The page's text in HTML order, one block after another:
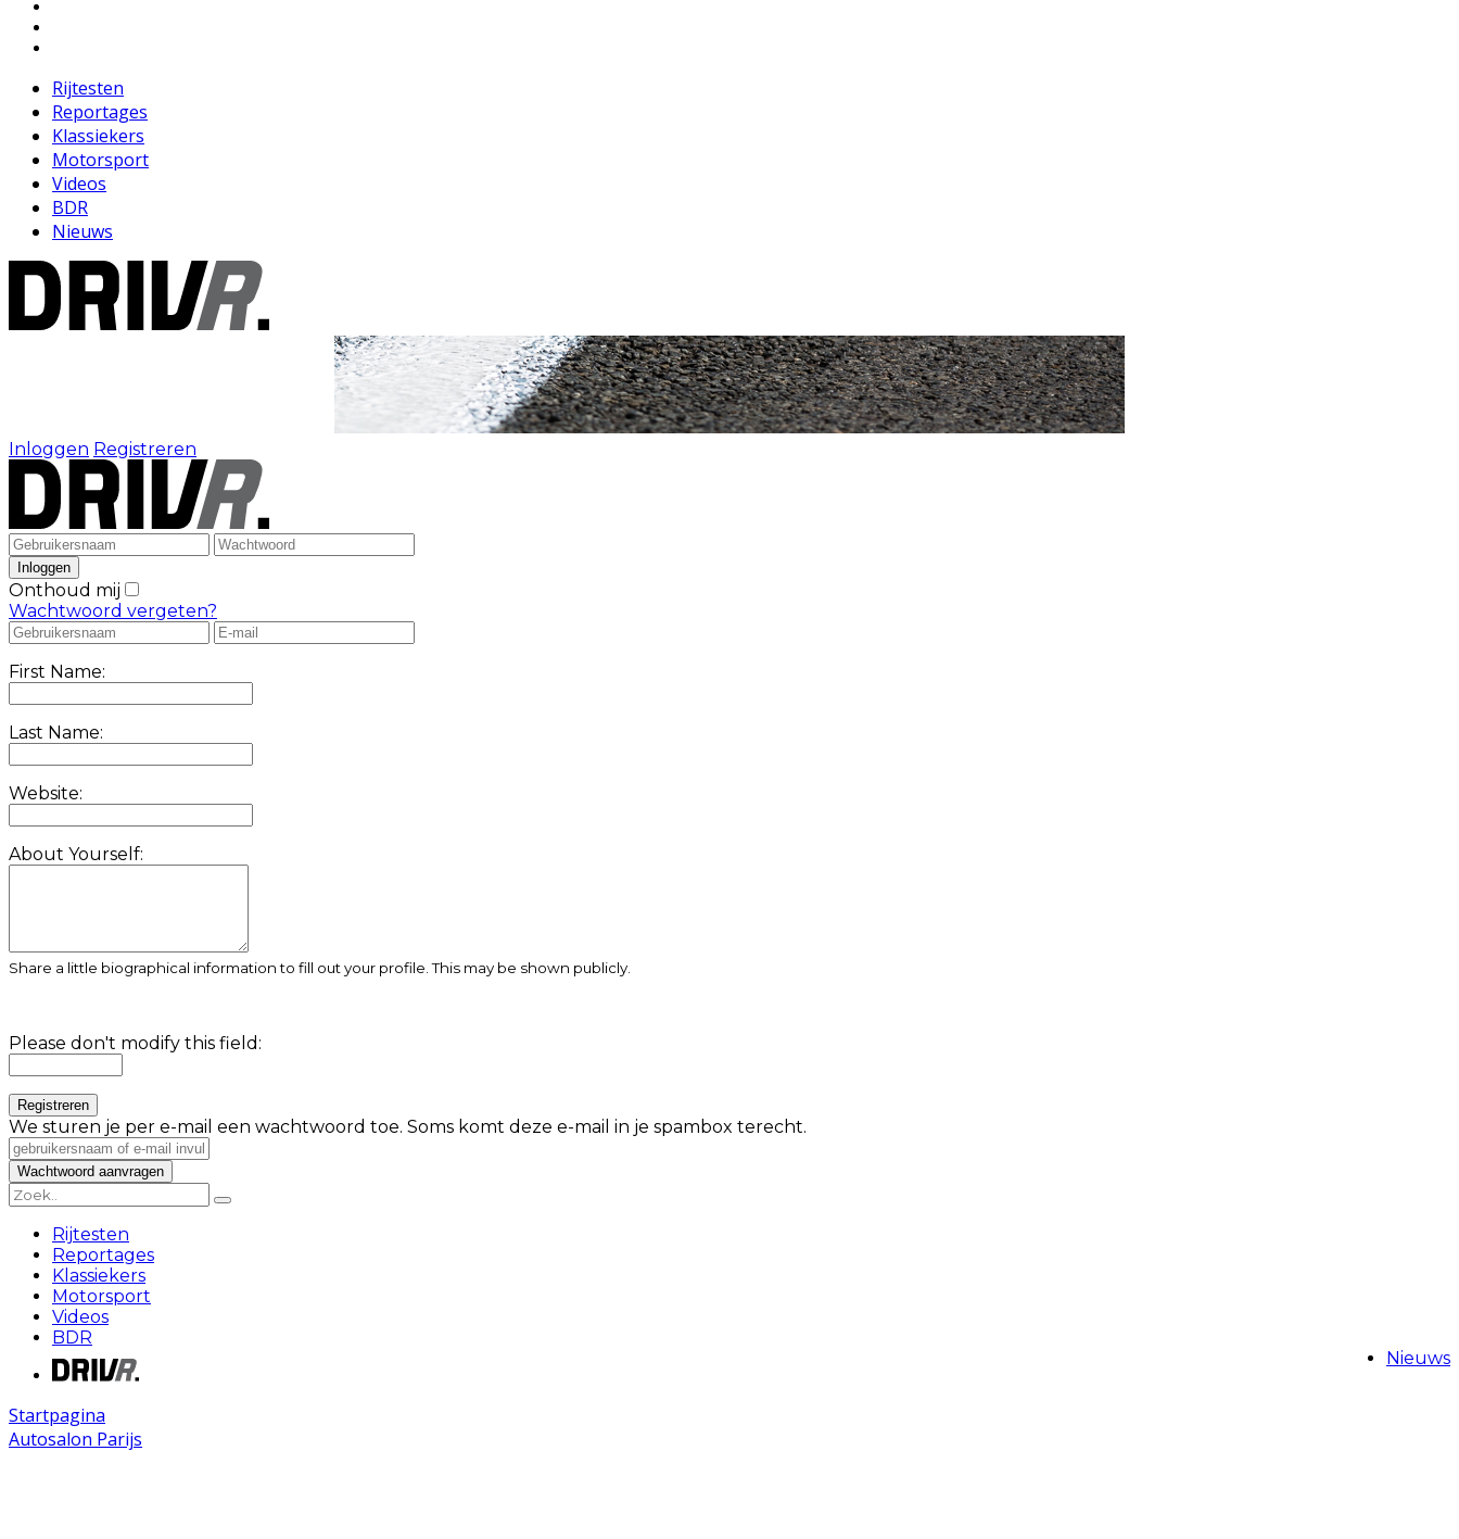
Rijtesten
Reportages
Klassiekers
Motorsport
Videos
BDR
Nieuws
Inloggen Registreren
Onthoud mij
Wachtwoord vergeten?
First Name:
Last Name:
Website:
About Yourself:
Share a little biographical information to fill out your profile. This may be shown publicly.
Please don't modify this field:
We sturen je per e-mail een wachtwoord toe. Soms komt deze e-mail in je spambox terecht.
Rijtesten
Reportages
Klassiekers
Motorsport
Videos
BDR
Nieuws
Startpagina
Autosalon Parijs